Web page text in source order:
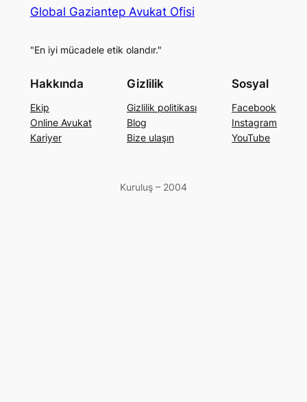
Global Gaziantep Avukat Ofisi
"En iyi mücadele etik olandır."
Hakkında
Ekip
Online Avukat
Kariyer
Gizlilik
Gizlilik politikası
Blog
Bize ulaşın
Sosyal
Facebook
Instagram
YouTube
Kuruluş – 2004